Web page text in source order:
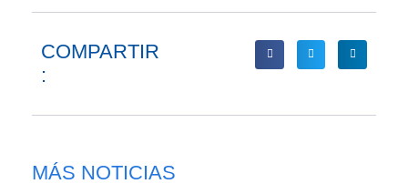
COMPARTIR
:
MÁS NOTICIAS